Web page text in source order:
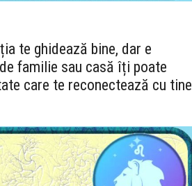
te ghidează bine, dar e
familie sau casă îți poate
care te reconectează cu tine